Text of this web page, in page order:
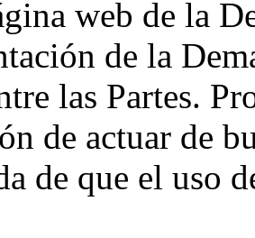
web de la
de la
las Partes.
de actuar de
de que el uso